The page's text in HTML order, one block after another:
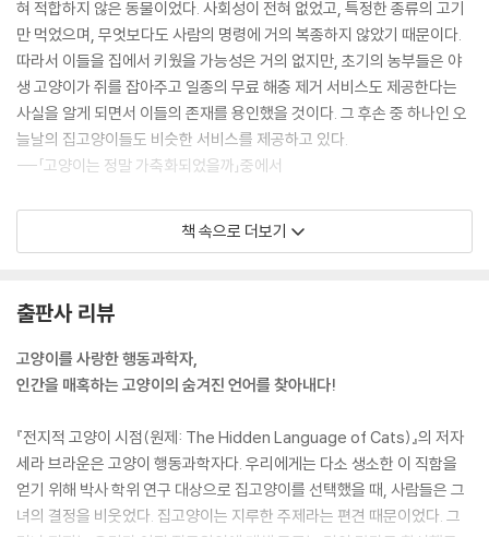
혀 적합하지 않은 동물이었다. 사회성이 전혀 없었고, 특정한 종류의 고기
만 먹었으며, 무엇보다도 사람의 명령에 거의 복종하지 않았기 때문이다.
따라서 이들을 집에서 키웠을 가능성은 거의 없지만, 초기의 농부들은 야
생 고양이가 쥐를 잡아주고 일종의 무료 해충 제거 서비스도 제공한다는
사실을 알게 되면서 이들의 존재를 용인했을 것이다. 그 후손 중 하나인 오
늘날의 집고양이들도 비슷한 서비스를 제공하고 있다.
---「고양이는 정말 가축화되었을까」중에서
흥미로운 것은 사람들이 고양이 오줌 냄새와 특정한 식물 또는 음식의 냄
새가 비슷하다고 느낄 때가 많다는 것이다. 냄새에 대한 상상을 너무 많이
돼 있다는 것이 밝혀졌기 때문이다. 특정한 홉으로 만든 맥주, 갓 짜낸 자몽
즙에도 이 ‘고양이’ 성분이 포함돼 있다. 티올 분자는 고농도로 존재할 때는
지독한 냄새를 풍기지만, 아주 낮은 농도로 존재할 때는 산뜻한 맛이 나는
---「끔찍한 오줌 냄새는 집사의 숙명」중에서
고양이 주인들에게 자신이 키우는 고양이와 낯선 고양이의 냄새를 맡게 했
을 때 그들이 정답을 맞힌 비율은 무작위적인 선택에 비해 높지 않았다. 이
결과는 다른 실험에서 개 주인이 냄새로 자신이 키우는 개를 식별해낸 비
책 속으로 더보기
출판사 리뷰
고양이를 사랑한 행동과학자,
인간을 매혹하는 고양이의 숨겨진 언어를 찾아내다!
『전지적 고양이 시점(원제: The Hidden Language of Cats)』의 저자
세라 브라운은 고양이 행동과학자다. 우리에게는 다소 생소한 이 직함을
얻기 위해 박사 학위 연구 대상으로 집고양이를 선택했을 때, 사람들은 그
녀의 결정을 비웃었다. 집고양이는 지루한 주제라는 편견 때문이었다. 그